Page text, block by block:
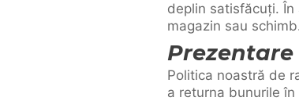
deplin satisfăcuți.
magazin sau
Prezentare
Politica noastră de
a returna bunurile